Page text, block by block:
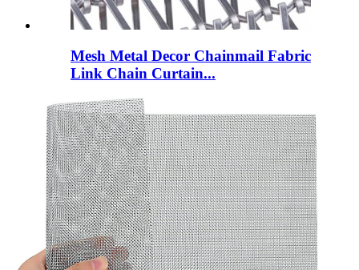
Mesh Metal Decor Chainmail Fabric
Link Chain Curtain...